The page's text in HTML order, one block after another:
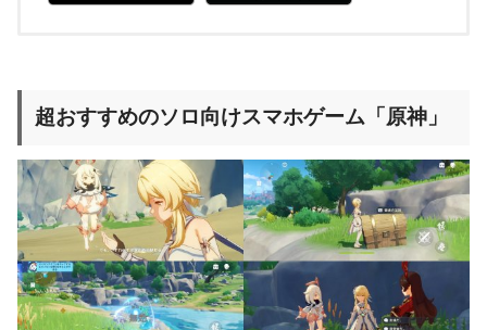
超おすすめのソロ向けスマホゲーム「原神」